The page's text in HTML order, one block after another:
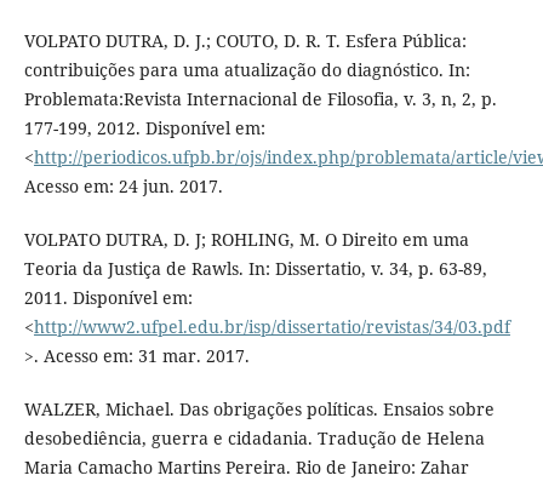
VOLPATO DUTRA, D. J.; COUTO, D. R. T. Esfera Pública:
contribuições para uma atualização do diagnóstico. In:
Problemata:Revista Internacional de Filosofia, v. 3, n, 2, p.
177-199, 2012. Disponível em:
<http://periodicos.ufpb.br/ojs/index.php/problemata/article/
Acesso em: 24 jun. 2017.
VOLPATO DUTRA, D. J; ROHLING, M. O Direito em uma
Teoria da Justiça de Rawls. In: Dissertatio, v. 34, p. 63-89,
2011. Disponível em:
<http://www2.ufpel.edu.br/isp/dissertatio/revistas/34/03.pdf
>. Acesso em: 31 mar. 2017.
WALZER, Michael. Das obrigações políticas. Ensaios sobre
desobediência, guerra e cidadania. Tradução de Helena
Maria Camacho Martins Pereira. Rio de Janeiro: Zahar